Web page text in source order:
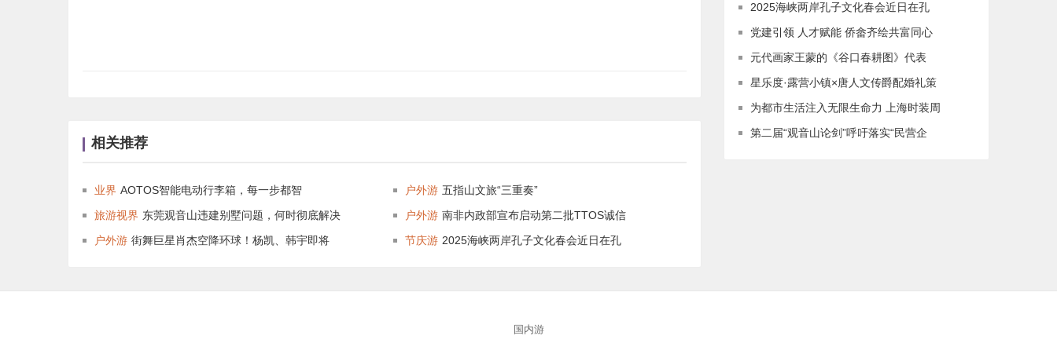
相关推荐
业界 AOTOS智能电动行李箱，每一步都智 户外游 五指山文旅“三重奏”
旅游视界 东莞观音山违建别墅问题，何时彻底解决 户外游 南非内政部宣布启动第二批TTOS诚信
户外游 街舞巨星肖杰空降环球！杨凯、韩宇即将 节庆游 2025海峡两岸孔子文化春会近日在孔
2025海峡两岸孔子文化春会近日在孔
党建引领 人才赋能 侨畲齐绘共富同心
元代画家王蒙的《谷口春耕图》代表
星乐度·露营小镇×唐人文传爵配婚礼策
为都市生活注入无限生命力 上海时装周
第二届“观音山论剑”呼吁落实“民营企
国内游